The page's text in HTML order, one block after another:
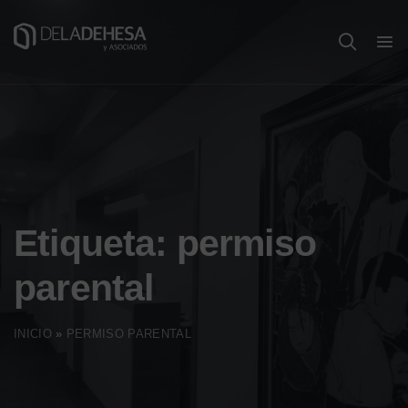
Etiqueta: permiso
parental
INICIO » PERMISO PARENTAL